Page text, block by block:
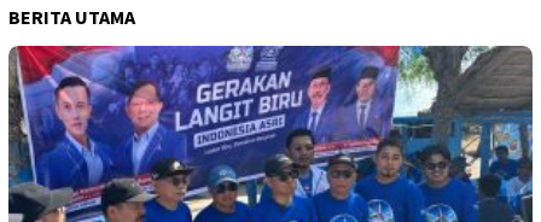
BERITA UTAMA